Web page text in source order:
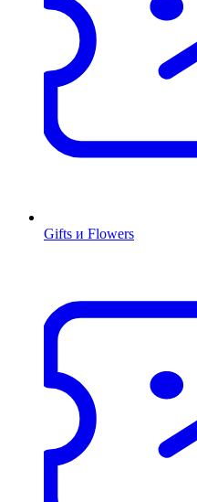
Gifts и Flowers